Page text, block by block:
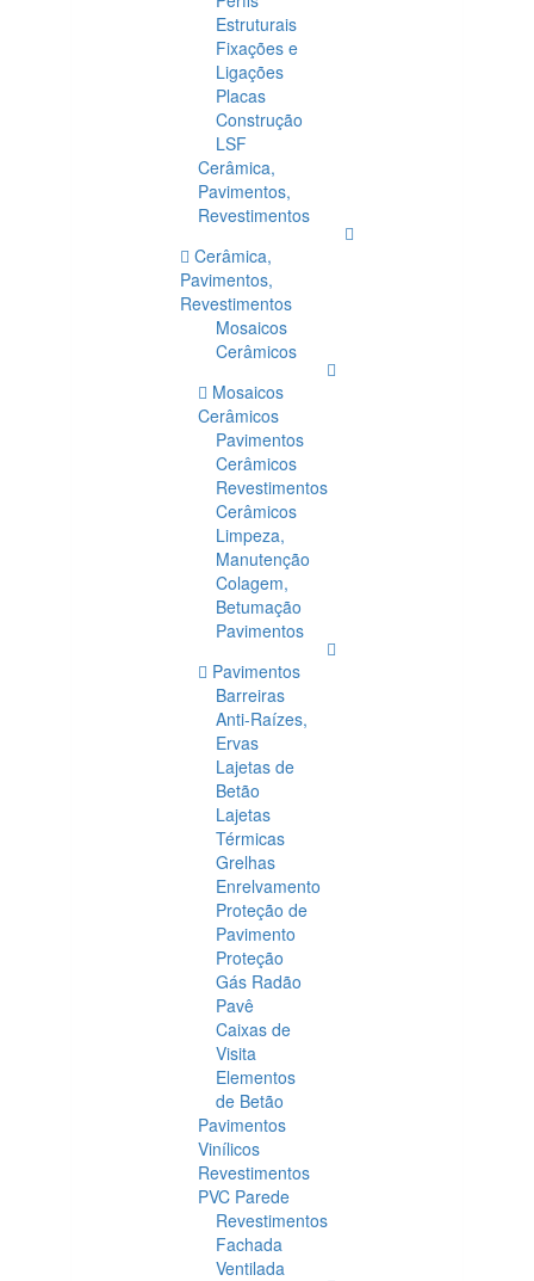
Estruturais
Fixações e
Ligações
Placas
Construção
LSF
Cerâmica,
Pavimentos,
Revestimentos
Cerâmica,
Pavimentos,
Revestimentos
Mosaicos
Cerâmicos
Mosaicos
Cerâmicos
Pavimentos
Cerâmicos
Revestimentos
Cerâmicos
Limpeza,
Manutenção
Colagem,
Betumação
Pavimentos
Pavimentos
Barreiras
Anti-Raízes,
Ervas
Lajetas de
Betão
Lajetas
Térmicas
Grelhas
Enrelvamento
Proteção de
Pavimento
Proteção
Gás Radão
Pavê
Caixas de
Visita
Elementos
de Betão
Pavimentos
Vinílicos
Revestimentos
PVC Parede
Revestimentos
Fachada
Ventilada